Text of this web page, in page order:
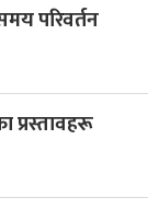
परिवर्तन
प्रस्तावहरू